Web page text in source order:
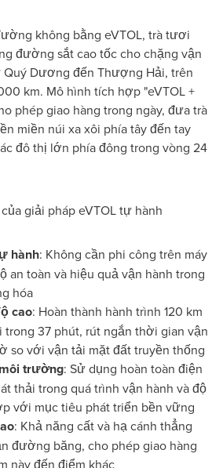
không bằng eVTOL, trà tươi
đường sắt cao tốc cho chặng vận
Dương đến Thượng Hải, trên
km. Mô hình tích hợp "eVTOL +
phép giao hàng trong ngày, đưa trà
miền núi xa xôi phía tây đến tay
đô thị lớn phía đông trong vòng 24
giải pháp eVTOL tự hành
hành: Không cần phi công trên máy
an toàn và hiệu quả vận hành trong
hóa
cao: Hoàn thành hành trình 120 km
trong 37 phút, rút ngắn thời gian vận
so với vận tải mặt đất truyền thống
trường: Sử dụng hoàn toàn điện
thải trong quá trình vận hành và độ
với mục tiêu phát triển bền vững
: Khả năng cất và hạ cánh thẳng
đường băng, cho phép giao hàng
này đến điểm khác